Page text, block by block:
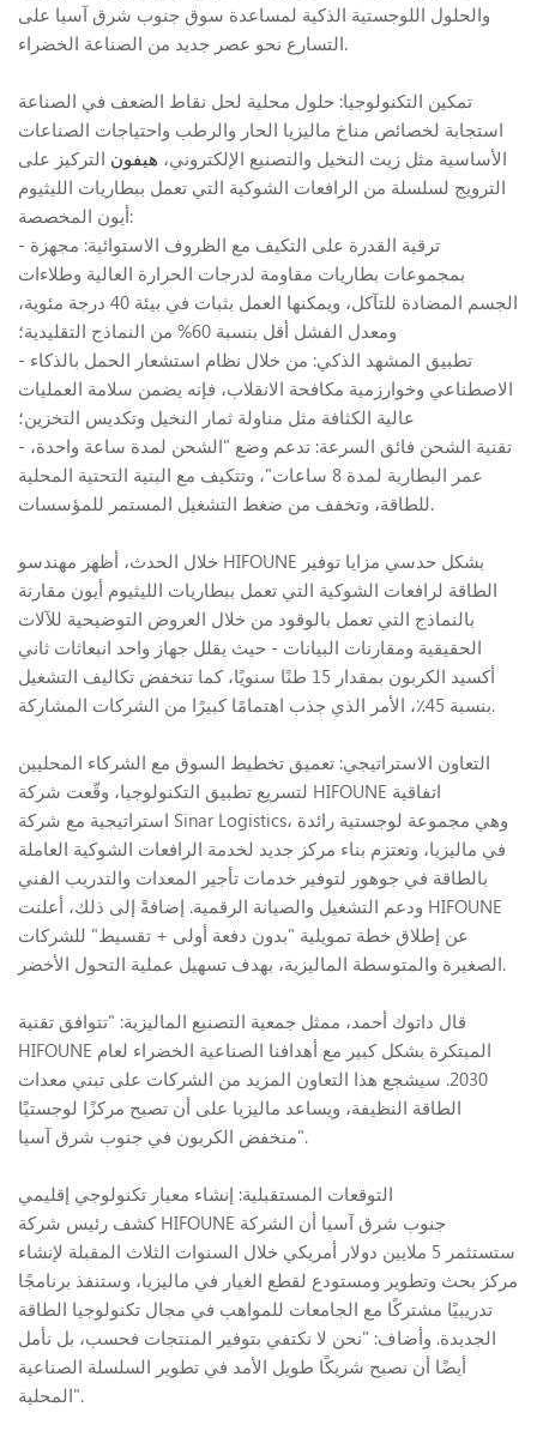
والحلول اللوجستية الذكية لمساعدة سوق جنوب شرق آسيا على
التسارع نحو عصر جديد من الصناعة الخضراء.
تمكين التكنولوجيا: حلول محلية لحل نقاط الضعف في الصناعة
استجابة لخصائص مناخ ماليزيا الحار والرطب واحتياجات الصناعات
الأساسية مثل زيت النخيل والتصنيع الإلكتروني، هيفون التركيز على
الترويج لسلسلة من الرافعات الشوكية التي تعمل ببطاريات الليثيوم
أيون المخصصة:
- ترقية القدرة على التكيف مع الظروف الاستوائية: مجهزة
بمجموعات بطاريات مقاومة لدرجات الحرارة العالية وطلاءات
الجسم المضادة للتآكل، ويمكنها العمل بثبات في بيئة 40 درجة مئوية،
ومعدل الفشل أقل بنسبة 60% من النماذج التقليدية؛
- تطبيق المشهد الذكي: من خلال نظام استشعار الحمل بالذكاء
الاصطناعي وخوارزمية مكافحة الانقلاب، فإنه يضمن سلامة العمليات
عالية الكثافة مثل مناولة ثمار النخيل وتكديس التخزين؛
- تقنية الشحن فائق السرعة: تدعم وضع "الشحن لمدة ساعة واحدة،
عمر البطارية لمدة 8 ساعات"، وتتكيف مع البنية التحتية المحلية
للطاقة، وتخفف من ضغط التشغيل المستمر للمؤسسات.
خلال الحدث، أظهر مهندسو HIFOUNE بشكل حدسي مزايا توفير
الطاقة لرافعات الشوكية التي تعمل ببطاريات الليثيوم أيون مقارنة
بالنماذج التي تعمل بالوقود من خلال العروض التوضيحية للآلات
الحقيقية ومقارنات البيانات - حيث يقلل جهاز واحد انبعاثات ثاني
أكسيد الكربون بمقدار 15 طنًا سنويًا، كما تنخفض تكاليف التشغيل
بنسبة 45٪، الأمر الذي جذب اهتمامًا كبيرًا من الشركات المشاركة.
التعاون الاستراتيجي: تعميق تخطيط السوق مع الشركاء المحليين
لتسريع تطبيق التكنولوجيا، وقّعت شركة HIFOUNE اتفاقية
استراتيجية مع شركة Sinar Logistics، وهي مجموعة لوجستية رائدة
في ماليزيا، وتعتزم بناء مركز جديد لخدمة الرافعات الشوكية العاملة
بالطاقة في جوهور لتوفير خدمات تأجير المعدات والتدريب الفني
ودعم التشغيل والصيانة الرقمية. إضافةً إلى ذلك، أعلنت HIFOUNE
عن إطلاق خطة تمويلية "بدون دفعة أولى + تقسيط" للشركات
الصغيرة والمتوسطة الماليزية، بهدف تسهيل عملية التحول الأخضر.
قال داتوك أحمد، ممثل جمعية التصنيع الماليزية: "تتوافق تقنية
HIFOUNE المبتكرة بشكل كبير مع أهدافنا الصناعية الخضراء لعام
2030. سيشجع هذا التعاون المزيد من الشركات على تبني معدات
الطاقة النظيفة، ويساعد ماليزيا على أن تصبح مركزًا لوجستيًا
منخفض الكربون في جنوب شرق آسيا".
التوقعات المستقبلية: إنشاء معيار تكنولوجي إقليمي
كشف رئيس شركة HIFOUNE جنوب شرق آسيا أن الشركة
ستستثمر 5 ملايين دولار أمريكي خلال السنوات الثلاث المقبلة لإنشاء
مركز بحث وتطوير ومستودع لقطع الغيار في ماليزيا، وستنفذ برنامجًا
تدريبيًا مشتركًا مع الجامعات للمواهب في مجال تكنولوجيا الطاقة
الجديدة. وأضاف: "نحن لا نكتفي بتوفير المنتجات فحسب، بل نأمل
أيضًا أن نصبح شريكًا طويل الأمد في تطوير السلسلة الصناعية
المحلية".